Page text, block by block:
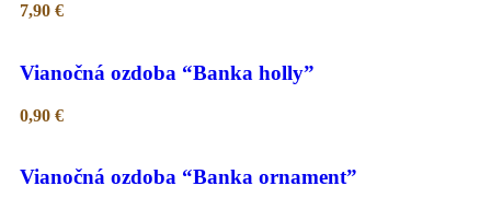
7,90 €
Vianočná ozdoba “Banka holly”
0,90 €
Vianočná ozdoba “Banka ornament”